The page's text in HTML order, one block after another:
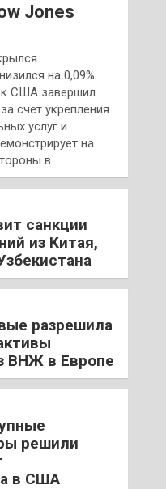
Jones
на 0,09%
США завершил
счет укрепления
услуг и
на
в…
санкции
из Китая,
разрешила
ВНЖ в Европе
решили
в США